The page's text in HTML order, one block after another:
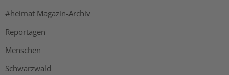
#heimat Magazin-Archiv
Reportagen
Menschen
Schwarzwald